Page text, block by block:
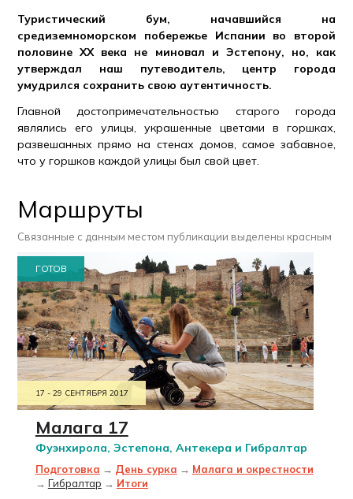
Туристический бум, начавшийся на
средиземноморском побережье Испании во второй
половине XX века не миновал и Эстепону, но, как
утверждал наш путеводитель, центр города
умудрился сохранить свою аутентичность.
Главной достопримечательностью старого города
являлись его улицы, украшенные цветами в горшках,
развешанных прямо на стенах домов, самое забавное,
что у горшков каждой улицы был свой цвет.
Маршруты
Связанные с данным местом публикации выделены красным
17 - 29 СЕНТЯБРЯ 2017
ГОТОВ
Малага 17
Фуэнхирола, Эстепона, Антекера и Гибралтар
Подготовка → День сурка → Малага и окрестности
→ Гибралтар → Итоги